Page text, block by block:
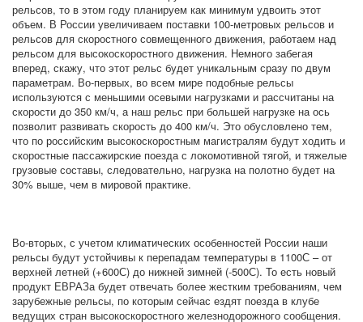
рельсов, то в этом году планируем как минимум удвоить этот
объем. В России увеличиваем поставки 100-метровых рельсов и
рельсов для скоростного совмещенного движения, работаем над
рельсом для высокоскоростного движения. Немного забегая
вперед, скажу, что этот рельс будет уникальным сразу по двум
параметрам. Во-первых, во всем мире подобные рельсы
используются с меньшими осевыми нагрузками и рассчитаны на
скорости до 350 км/ч, а наш рельс при большей нагрузке на ось
позволит развивать скорость до 400 км/ч. Это обусловлено тем,
что по российским высокоскоростным магистралям будут ходить и
скоростные пассажирские поезда с локомотивной тягой, и тяжелые
грузовые составы, следовательно, нагрузка на полотно будет на
30% выше, чем в мировой практике.
Во-вторых, с учетом климатических особенностей России наши
рельсы будут устойчивы к перепадам температуры в 1100С – от
верхней летней (+600С) до нижней зимней (-500С). То есть новый
продукт ЕВРАЗа будет отвечать более жестким требованиям, чем
зарубежные рельсы, по которым сейчас ездят поезда в клубе
ведущих стран высокоскоростного железнодорожного сообщения.